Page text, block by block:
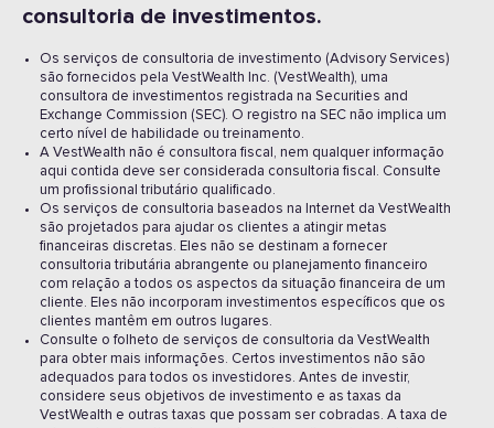
consultoria de investimentos.
Os serviços de consultoria de investimento (Advisory Services)
são fornecidos pela VestWealth Inc. (VestWealth), uma
consultora de investimentos registrada na Securities and
Exchange Commission (SEC). O registro na SEC não implica um
certo nível de habilidade ou treinamento.
A VestWealth não é consultora fiscal, nem qualquer informação
aqui contida deve ser considerada consultoria fiscal. Consulte
um profissional tributário qualificado.
Os serviços de consultoria baseados na Internet da VestWealth
são projetados para ajudar os clientes a atingir metas
financeiras discretas. Eles não se destinam a fornecer
consultoria tributária abrangente ou planejamento financeiro
com relação a todos os aspectos da situação financeira de um
cliente. Eles não incorporam investimentos específicos que os
clientes mantêm em outros lugares.
Consulte o folheto de serviços de consultoria da VestWealth
para obter mais informações. Certos investimentos não são
adequados para todos os investidores. Antes de investir,
considere seus objetivos de investimento e as taxas da
VestWealth e outras taxas que possam ser cobradas. A taxa de